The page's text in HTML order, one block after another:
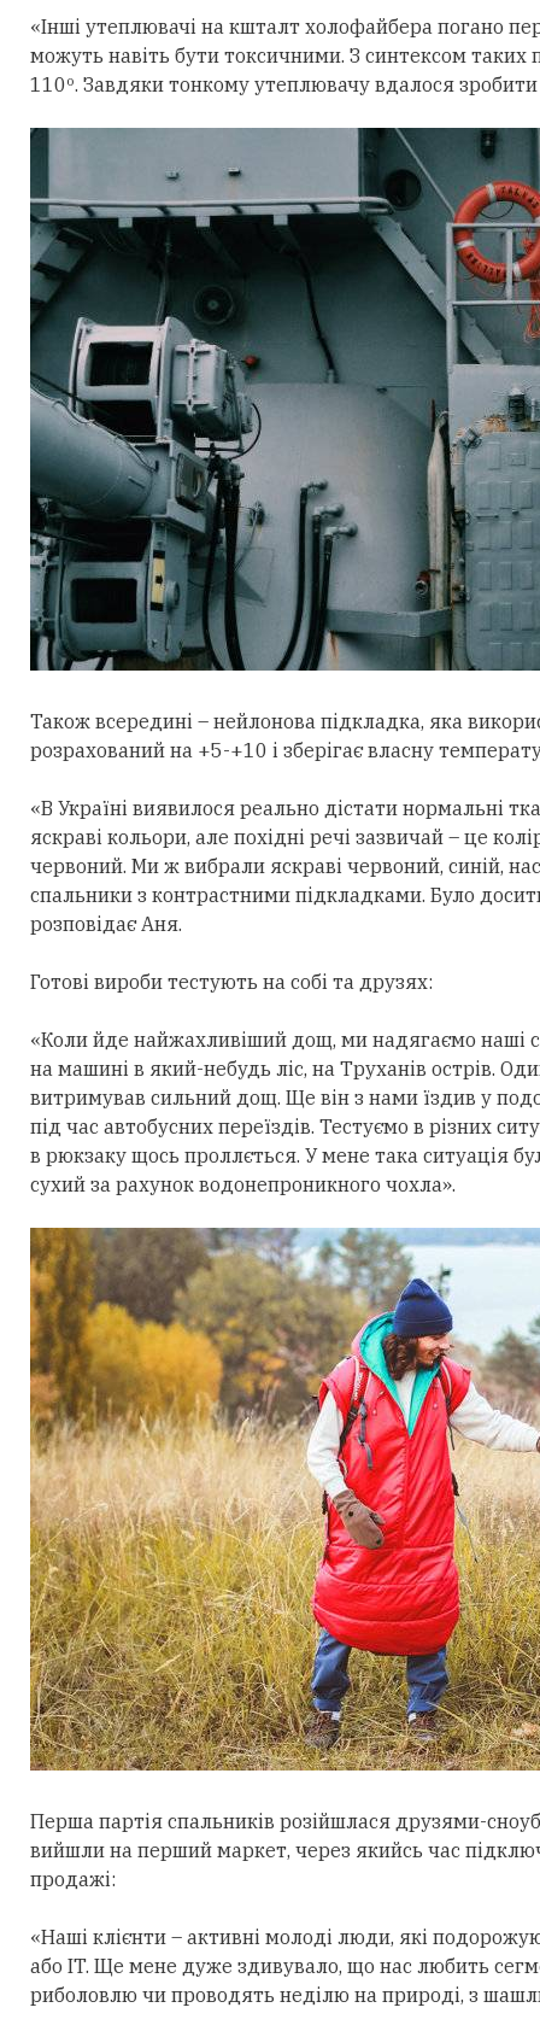
«Інші утеплювачі на кшталт холофайбера погано
можуть навіть бути токсичними. З синтексом
110º. Завдяки тонкому утеплювачу вдалося
Також всередині – нейлонова підкладка, яка
розрахований на +5-+10 і зберігає власну
«В Україні виявилося реально дістати нормальні
яскраві кольори, але похідні речі зазвичай – це
червоний. Ми ж вибрали яскраві червоний, синій,
спальники з контрастними підкладками. Було
розповідає Аня.
Готові вироби тестують на собі та друзях:
«Коли йде найжахливіший дощ, ми надягаємо наші
на машині в який-небудь ліс, на Труханів острів.
витримував сильний дощ. Ще він з нами їздив у
під час автобусних переїздів. Тестуємо в різних
в рюкзаку щось проллється. У мене така ситуація
сухий за рахунок водонепроникного чохла».
Перша партія спальників розійшлася друзями-
вийшли на перший маркет, через якийсь час
продажі:
«Наші клієнти – активні молоді люди, які
або IT. Ще мене дуже здивувало, що нас любить
риболовлю чи проводять неділю на природі, з